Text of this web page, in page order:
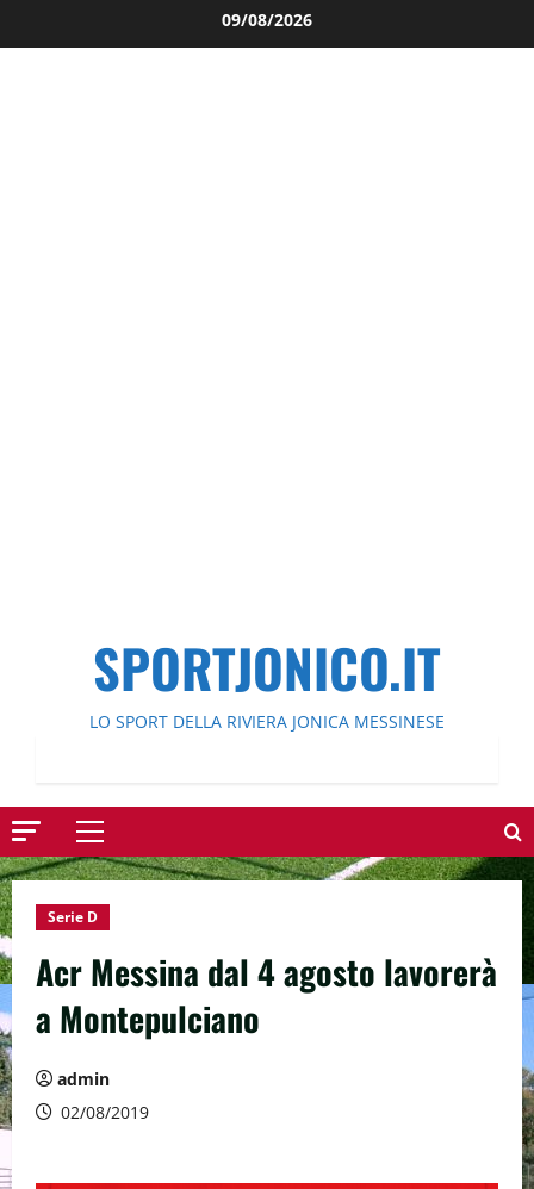
al
09/08/2026
SPORTJONICO.IT
LO SPORT DELLA RIVIERA JONICA MESSINESE
Menu
principale
Serie D
Acr Messina dal 4 agosto lavorerà
a Montepulciano
admin
02/08/2019